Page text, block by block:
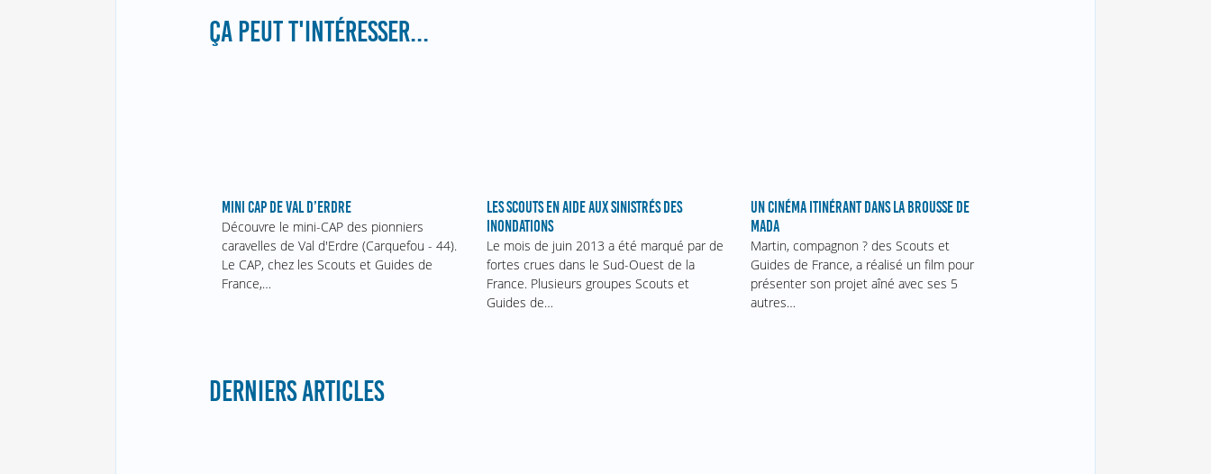
ÇA PEUT T'INTÉRESSER...
MINI CAP DE VAL D’ERDRE
Découvre le mini-CAP des pionniers
caravelles de Val d'Erdre (Carquefou - 44).
Le CAP, chez les Scouts et Guides de
France,…
LES SCOUTS EN AIDE AUX SINISTRÉS DES
INONDATIONS
Le mois de juin 2013 a été marqué par de
fortes crues dans le Sud-Ouest de la
France. Plusieurs groupes Scouts et
Guides de…
UN CINÉMA ITINÉRANT DANS LA BROUSSE DE
MADA
Martin, compagnon ? des Scouts et
Guides de France, a réalisé un film pour
présenter son projet aîné avec ses 5
autres…
DERNIERS ARTICLES